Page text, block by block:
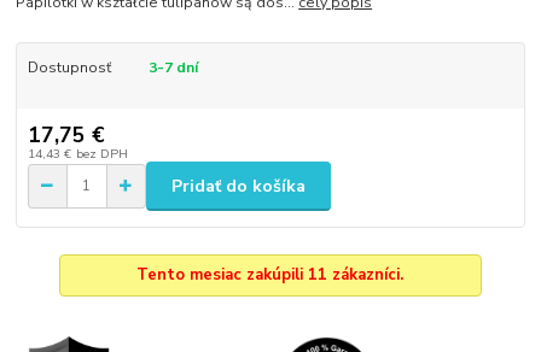
Dostupnosť 3-7 dní
17,75 €
14,43 € bez DPH
Pridať do košíka
Tento mesiac zakúpili 11 zákazníci.